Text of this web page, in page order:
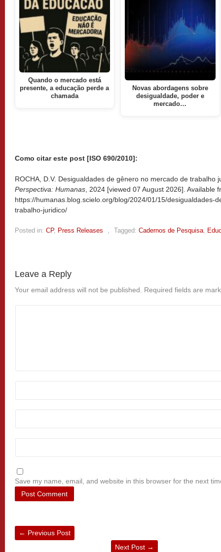
Quando o mercado está
presente, a educação perde a
chamada
Novas abordagens sobre
desigualdade, poder e
mercado…
Como citar este post [ISO 690/2010]:
ROCHA, D.V. Desigualdades de gênero no mercado de trabalho
Perspectiva: Humanas , 2024 [viewed 07 August 2026]. Available
https://humanas.blog.scielo.org/blog/2024/01/15/desigualdades-
trabalho-juridico/
Posted in: CP, Press Releases , Tagged: Cadernos de Pesquisa,
Leave a Reply
Your email address will not be published. Required fields are
Save my name, email, and website in this browser for the next
← Previous Post
Next Post →